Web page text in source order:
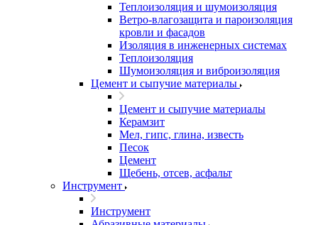
Теплоизоляция и шумоизоляция
Ветро-влагозащита и пароизоляция
кровли и фасадов
Изоляция в инженерных системах
Теплоизоляция
Шумоизоляция и виброизоляция
Цемент и сыпучие материалы
Цемент и сыпучие материалы
Керамзит
Мел, гипс, глина, известь
Песок
Цемент
Щебень, отсев, асфальт
Инструмент
Инструмент